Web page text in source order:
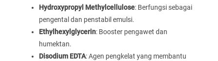
Hydroxypropyl Methylcellulose: Berfungsi sebagai
pengental dan penstabil emulsi.
Ethylhexylglycerin: Booster pengawet dan
humektan.
Disodium EDTA: Agen pengkelat yang membantu